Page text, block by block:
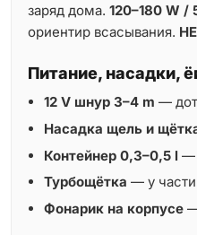
заряд дома. 120–180 W /
ориентир всасывания.
Питание, насадки,
12 V шнур 3–4 m —
Насадка щель и
Контейнер 0,3–0,5 l —
Турбощётка — у
Фонарик на корпусе